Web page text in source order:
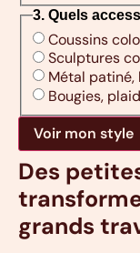
3. Quels
Coussins
Sculptures
Métal patiné,
Bougies,
Voir mon style
Des
grands